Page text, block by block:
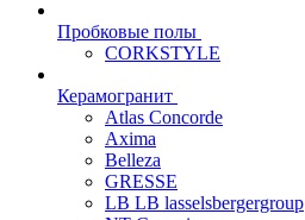
Пробковые полы
CORKSTYLE
Керамогранит
Atlas Concorde
Axima
Belleza
GRESSE
LB LB lasselsbergergroup